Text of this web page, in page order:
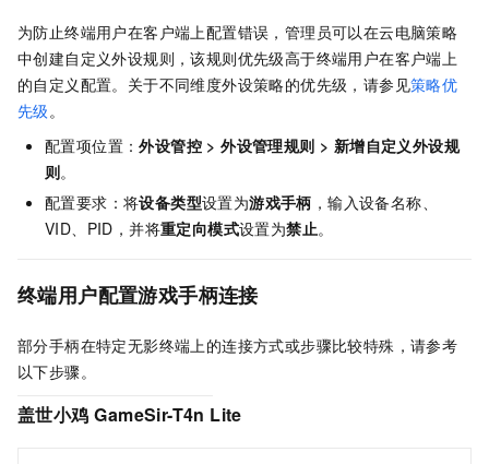
为防止终端用户在客户端上配置错误，管理员可以在云电脑策略
中创建自定义外设规则，该规则优先级高于终端用户在客户端上
的自定义配置。关于不同维度外设策略的优先级，请参见策略优
先级。
配置项位置：外设管控 >外设管理规则 > 新增自定义外设规
则。
配置要求：将设备类型设置为游戏手柄 ，输入设备名称、
VID、PID，并将重定向模式设置为禁止。
终端用户配置游戏手柄连接
部分手柄在特定无影终端上的连接方式或步骤比较特殊，请参考
以下步骤。
盖世小鸡 GameSir-T4n Lite